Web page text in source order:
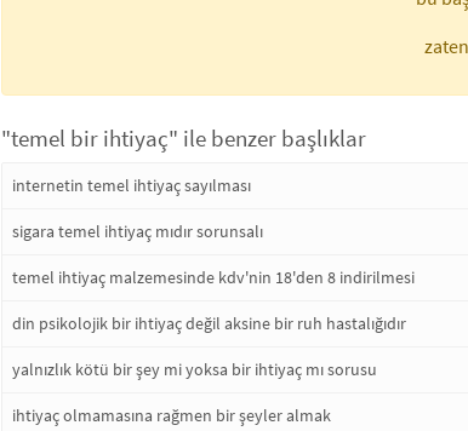
"temel bir ihtiyaç" ile benzer başlıklar
internetin temel ihtiyaç sayılması
sigara temel ihtiyaç mıdır sorunsalı
temel ihtiyaç malzemesinde kdv'nin 18'den 8 indirilmesi
din psikolojik bir ihtiyaç değil aksine bir ruh hastalığıdır
yalnızlık kötü bir şey mi yoksa bir ihtiyaç mı sorusu
ihtiyaç olmamasına rağmen bir şeyler almak